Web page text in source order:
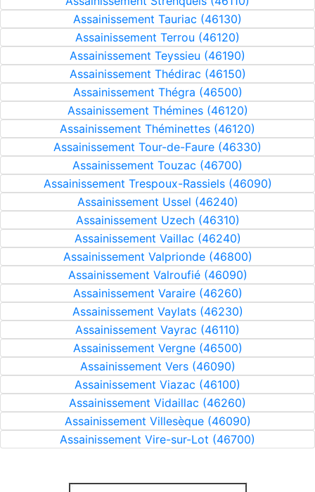
Assainissement Tauriac (46130)
Assainissement Terrou (46120)
Assainissement Teyssieu (46190)
Assainissement Thédirac (46150)
Assainissement Thégra (46500)
Assainissement Thémines (46120)
Assainissement Théminettes (46120)
Assainissement Tour-de-Faure (46330)
Assainissement Touzac (46700)
Assainissement Trespoux-Rassiels (46090)
Assainissement Ussel (46240)
Assainissement Uzech (46310)
Assainissement Vaillac (46240)
Assainissement Valprionde (46800)
Assainissement Valroufié (46090)
Assainissement Varaire (46260)
Assainissement Vaylats (46230)
Assainissement Vayrac (46110)
Assainissement Vergne (46500)
Assainissement Vers (46090)
Assainissement Viazac (46100)
Assainissement Vidaillac (46260)
Assainissement Villesèque (46090)
Assainissement Vire-sur-Lot (46700)